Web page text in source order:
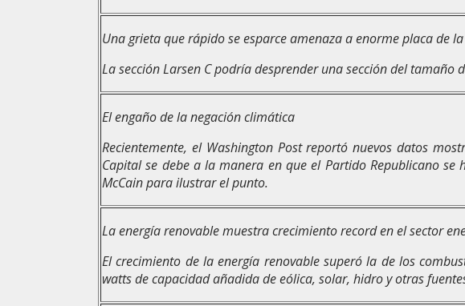
Una grieta que rápido se esparce amenaza a enorme placa de
La sección Larsen C podría desprender una sección del tamaño
El engaño de la negación climática
Recientemente, el Washington Post reportó nuevos datos
Capital se debe a la manera en que el Partido Republicano
McCain para ilustrar el punto.
La energía renovable muestra crecimiento record en el sector
El crecimiento de la energía renovable superó la de los
watts de capacidad añadida de eólica, solar, hidro y otras